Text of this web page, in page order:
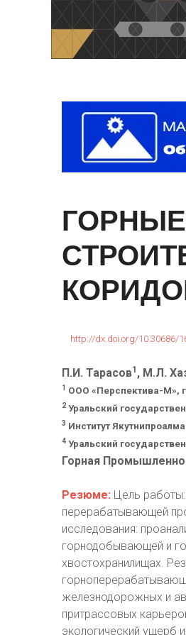
ГОРНЫЕ
http://dx.doi.org/10.30686/
П.И. Тарасов1 , М.Л.
1 ООО «Перспектива-М»,
2 Уральский
3 Институт
4 Уральский
Горная
Резюме: Цель
перерабатывающей
исследования:
горнодобывающей и
хвостохранилищах.
железнодорожных и
притрассовых
экологический ущерб